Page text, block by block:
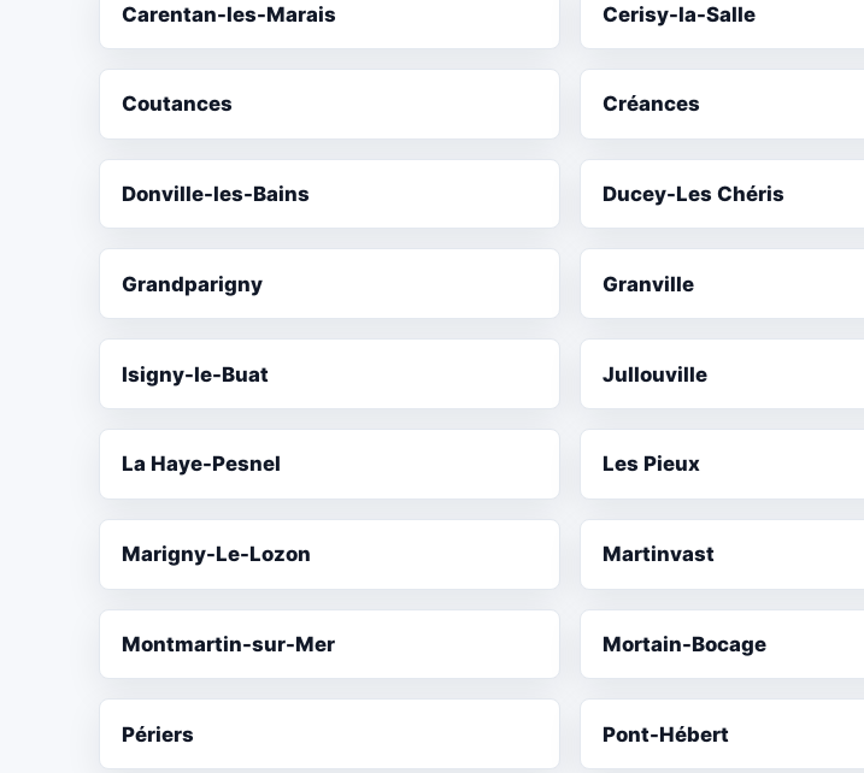
Carentan-les-Marais Cerisy-la-Salle
Coutances Créances
Donville-les-Bains Ducey-Les Chéris
Grandparigny Granville
Isigny-le-Buat Jullouville
La Haye-Pesnel Les Pieux
Marigny-Le-Lozon Martinvast
Montmartin-sur-Mer Mortain-Bocage
Périers Pont-Hébert